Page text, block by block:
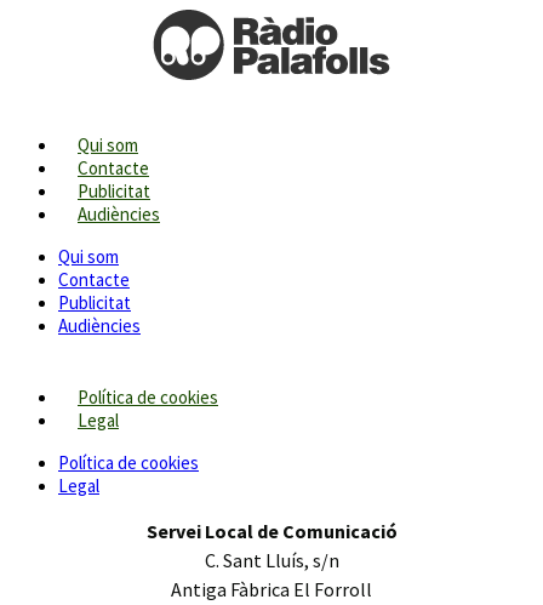
Qui som
Contacte
Publicitat
Audiències
Qui som
Contacte
Publicitat
Audiències
Política de cookies
Legal
Política de cookies
Legal
Servei Local de Comunicació
C. Sant Lluís, s/n
Antiga Fàbrica El Forroll